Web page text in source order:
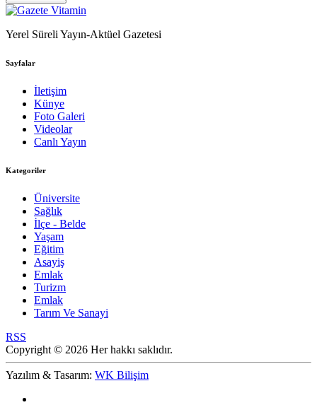
Yerel Süreli Yayın-Aktüel Gazetesi
Sayfalar
İletişim
Künye
Foto Galeri
Videolar
Canlı Yayın
Kategoriler
Üniversite
Sağlık
İlçe - Belde
Yaşam
Eğitim
Asayiş
Emlak
Turizm
Emlak
Tarım Ve Sanayi
RSS
Copyright © 2026 Her hakkı saklıdır.
Yazılım & Tasarım: WK Bilişim